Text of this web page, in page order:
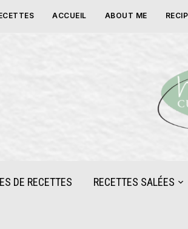
ACCUEIL ABOUT ME
DE RECETTES RECETTES SALÉES